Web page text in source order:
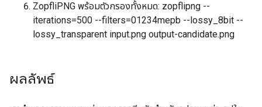
ZopfliPNG พร้อมตัวกรองทั้งหมด: zopflipng --
iterations=500 --filters=01234mepb --lossy_8bit --
lossy_transparent input.png output-candidate.png
ผลลัพธ์